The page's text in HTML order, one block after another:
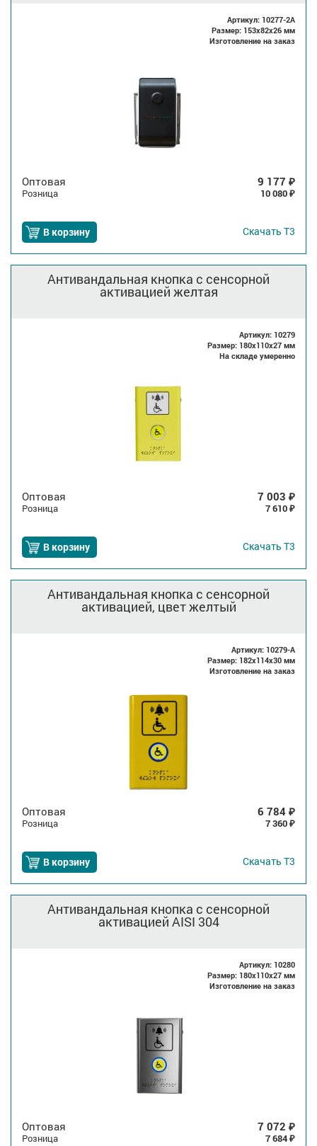
Артикул: 10277-2A
Размер: 153x82x26 мм
Изготовление на заказ
Оптовая 9 177 ₽
Розница 10 080 ₽
В корзину Скачать Т3
Антивандальная кнопка с сенсорной
активацией желтая
Артикул: 10279
Размер: 180x110x27 мм
На складе умеренно
Оптовая 7 003 ₽
Розница 7 610 ₽
В корзину Скачать Т3
Антивандальная кнопка с сенсорной
активацией, цвет желтый
Артикул: 10279-A
Размер: 182x114x30 мм
Изготовление на заказ
Оптовая 6 784 ₽
Розница 7 360 ₽
В корзину Скачать Т3
Антивандальная кнопка с сенсорной
активацией AISI 304
Артикул: 10280
Размер: 180x110x27 мм
Изготовление на заказ
Оптовая 7 072 ₽
Розница 7 684 ₽